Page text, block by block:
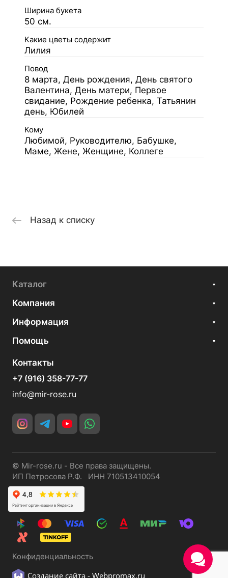
Ширина букета
50 см.
Какие цветы содержит
Лилия
Повод
8 марта, День рождения, День святого
Валентина, День матери, Первое
свидание, Рождение ребенка, Татьянин
день, Юбилей
Кому
Любимой, Руководителю, Бабушке,
Маме, Жене, Женщине, Коллеге
Назад к списку
Каталог
Компания
Информация
Помощь
Контакты
+7 (916) 358-77-77
info@mir-rose.ru
© Mir-rose.ru - Все права защищены.
ИП Петросова Р.Ф. ИНН 710513410054
Конфиденциальность
Создание сайта - Webpromax.ru